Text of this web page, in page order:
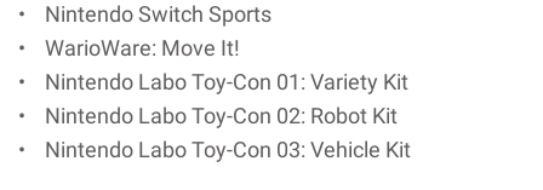
• Nintendo Switch Sports
• WarioWare: Move It!
• Nintendo Labo Toy-Con 01: Variety Kit
• Nintendo Labo Toy-Con 02: Robot Kit
• Nintendo Labo Toy-Con 03: Vehicle Kit